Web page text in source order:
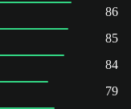
86
85
84
79